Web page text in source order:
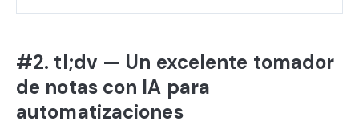
#2. tl;dv — Un excelente tomador
de notas con IA para
automatizaciones